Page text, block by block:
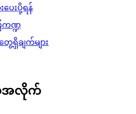
ေးပို့ရန်
ကဏ္ဍ
ရှိချက်များ
နှစ်အလိုက်